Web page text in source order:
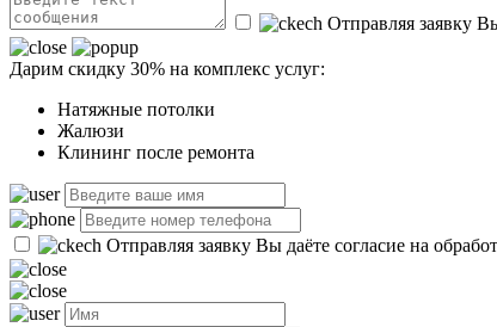
Отправляя заявку
Дарим скидку 30% на комплекс услуг:
Натяжные потолки
Жалюзи
Клининг после ремонта
Отправляя заявку Вы даёте согласие на